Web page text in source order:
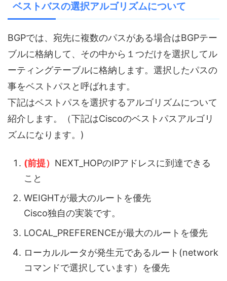
ベストバスの選択アルゴリズムについて
BGPでは、宛先に複数のパスがある場合はBGPテー
ブルに格納して、その中から１つだけを選択してル
ーティングテーブルに格納します。選択したパスの
事をベストパスと呼ばれます。
下記はベストパスを選択するアルゴリズムについて
紹介します。（下記はCiscoのベストパスアルゴリ
ズムになります。)
(前提） NEXT_HOPのIPアドレスに到達できる
こと
WEIGHTが最大のルートを優先
Cisco独自の実装です。
LOCAL_PREFERENCEが最大のルートを優先
ローカルルータが発生元であるルート(network
コマンドで選択しています）を優先